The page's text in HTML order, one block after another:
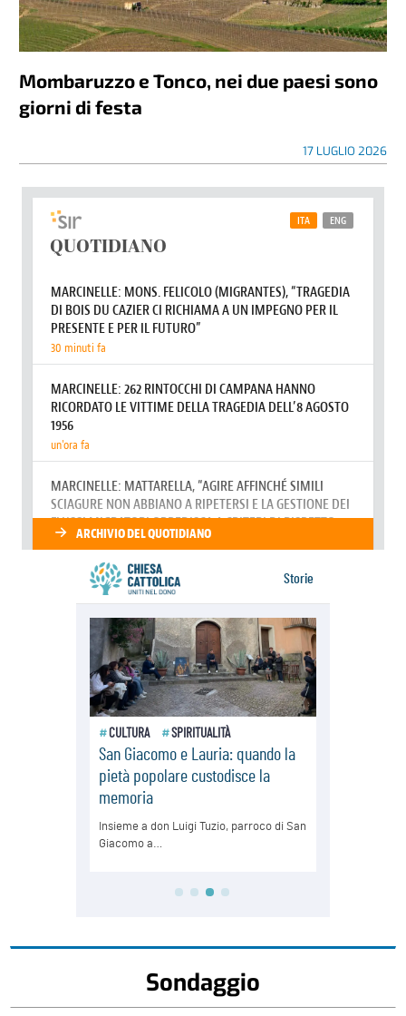
Mombaruzzo e Tonco, nei due paesi sono
giorni di festa
17 LUGLIO 2026
Sondaggio